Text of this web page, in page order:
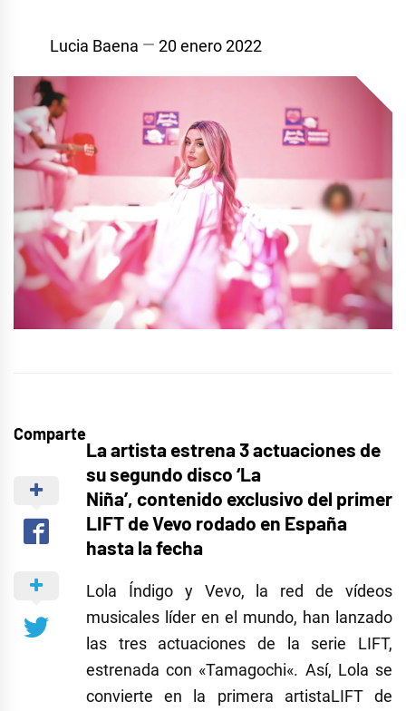
Lucia Baena 20 enero 2022
Comparte
La artista estrena 3 actuaciones de
su segundo disco ‘La
Niña’, contenido exclusivo del primer
LIFTdeVevo rodado en España
hasta la fecha
Lola Índigoy Vevo, la red de vídeos
musicales líder en el mundo, han lanzado
las tres actuaciones de la serie LIFT,
estrenada con «Tamagochi«. Así, Lola se
convierte en la primera artistaLIFT de